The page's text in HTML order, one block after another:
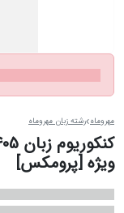
مهروماه رشته زبان مهروماه
ویژه [پرومکس]